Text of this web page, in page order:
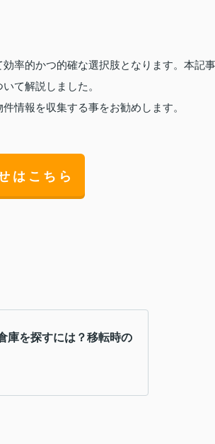
率的かつ的確な選択肢となります。本記事
て解説しました。
情報を収集する事をお勧めします。
はこちら
庫を探すには？移転時の